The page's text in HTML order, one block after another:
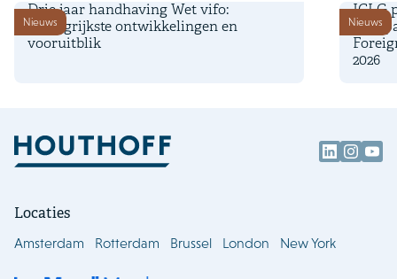
Nieuws
Drie jaar handhaving Wet vifo:
belangrijkste ontwikkelingen en
vooruitblik
Nieuws
ICLG
2026
Locaties
Amsterdam Rotterdam Brussel London New York